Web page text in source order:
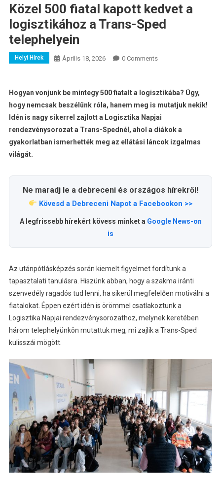
Közel 500 fiatal kapott kedvet a
logisztikához a Trans-Sped
telephelyein
Helyi Hírek Április 18, 2026 0 Comments
Hogyan vonjunk be mintegy 500 fiatalt a logisztikába? Úgy,
hogy nemcsak beszélünk róla, hanem meg is mutatjuk nekik!
Idén is nagy sikerrel zajlott a Logisztika Napjai
rendezvénysorozat a Trans-Spednél, ahol a diákok a
gyakorlatban ismerhették meg az ellátási láncok izgalmas
világát.
Ne maradj le a debreceni és országos hírekről!
Kövesd a Debreceni Napot a Facebookon >>
A legfrissebb hírekért kövess minket a Google News-on
is
Az utánpótlásképzés során kiemelt figyelmet fordítunk a
tapasztalati tanulásra. Hiszünk abban, hogy a szakma iránti
szenvedély ragadós tud lenni, ha sikerül megfelelően motiválni a
fiatalokat. Éppen ezért idén is örömmel csatlakoztunk a
Logisztika Napjai rendezvénysorozathoz, melynek keretében
három telephelyünkön mutattuk meg, mi zajlik a Trans-Sped
kulisszái mögött.